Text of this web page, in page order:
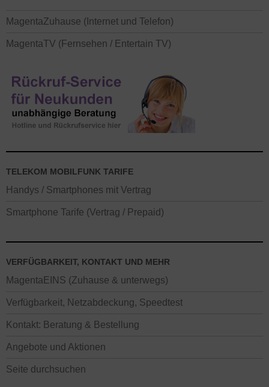
MagentaZuhause (Internet und Telefon)
MagentaTV (Fernsehen / Entertain TV)
TELEKOM MOBILFUNK TARIFE
Handys / Smartphones mit Vertrag
Smartphone Tarife (Vertrag / Prepaid)
VERFÜGBARKEIT, KONTAKT UND MEHR
MagentaEINS (Zuhause & unterwegs)
Verfügbarkeit, Netzabdeckung, Speedtest
Kontakt: Beratung & Bestellung
Angebote und Aktionen
Seite durchsuchen